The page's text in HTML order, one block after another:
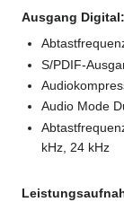
Ausgang Digital:
S/PDIF-
Audio Mode
kHz, 24 kHz